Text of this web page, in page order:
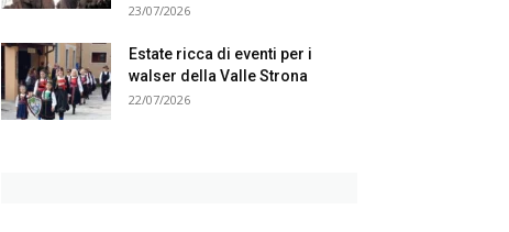
23/07/2026
Estate ricca di eventi per i
walser della Valle Strona
22/07/2026